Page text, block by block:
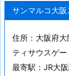
サンマルコ大
住所：大阪府
ティサウスゲ
最寄駅：JR大